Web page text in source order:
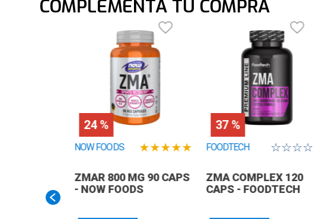
COMPLEMENTA TU COMPRA
24 %
NOW FOODS ★★★★★
ZMAR 800 MG 90 CAPS
- NOW FOODS
37 %
FOODTECH ☆☆☆☆
ZMA COMPLEX 120
CAPS - FOODTECH